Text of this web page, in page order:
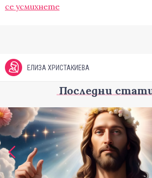
се усмихнете
ЕЛИЗА ХРИСТАКИЕВА
Последни